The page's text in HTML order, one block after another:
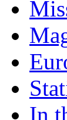
In